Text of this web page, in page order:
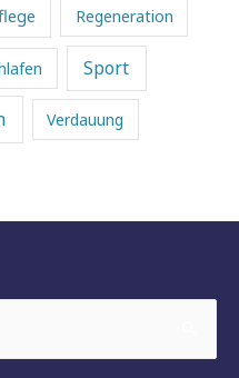
Regeneration
Sport
Verdauung